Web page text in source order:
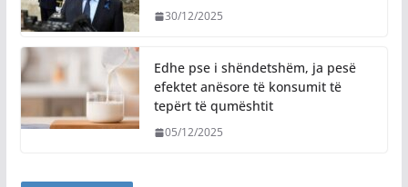
30/12/2025
Edhe pse i shëndetshëm, ja pesë
efektet anësore të konsumit të
tepërt të qumështit
05/12/2025